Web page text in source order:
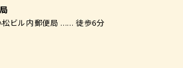
松ビル内郵便局 ...... 徒歩6分